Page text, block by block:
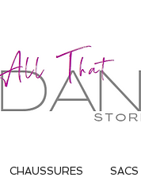
CHAUSSURES SACS